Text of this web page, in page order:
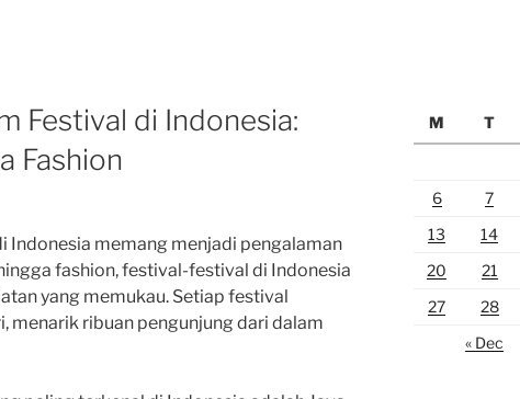
Festival di Indonesia:
Fashion
Indonesia memang menjadi pengalaman
fashion, festival-festival di Indonesia
yang memukau. Setiap festival
menarik ribuan pengunjung dari dalam
M
T
6
7
13
14
20
21
27
28
« Dec